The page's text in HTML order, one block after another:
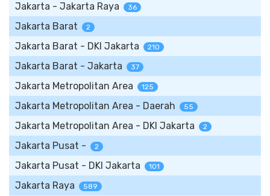
Jakarta - Jakarta Raya 36
Jakarta Barat 2
Jakarta Barat - DKI Jakarta 210
Jakarta Barat - Jakarta 37
Jakarta Metropolitan Area 125
Jakarta Metropolitan Area - Daerah 55
Jakarta Metropolitan Area - DKI Jakarta 2
Jakarta Pusat - 2
Jakarta Pusat - DKI Jakarta 101
Jakarta Raya 589